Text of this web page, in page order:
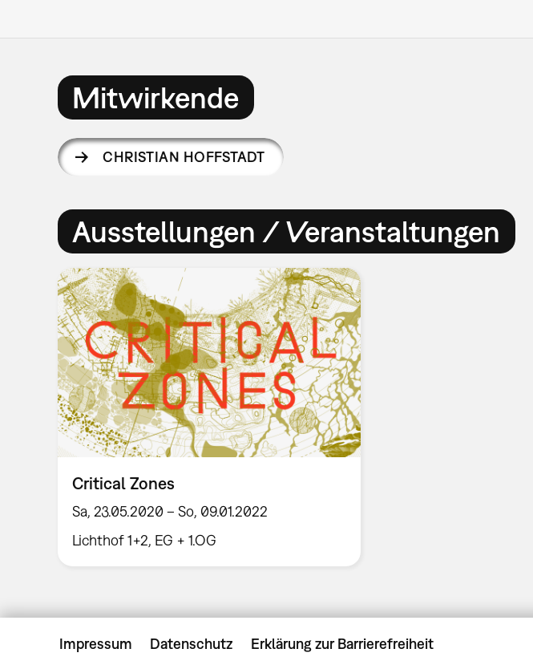
Mitwirkende
CHRISTIAN HOFFSTADT
Ausstellungen / Veranstaltungen
Critical Zones
Sa, 23.05.2020 – So, 09.01.2022
Lichthof 1+2, EG + 1.OG
Impressum Datenschutz Erklärung zur Barrierefreiheit